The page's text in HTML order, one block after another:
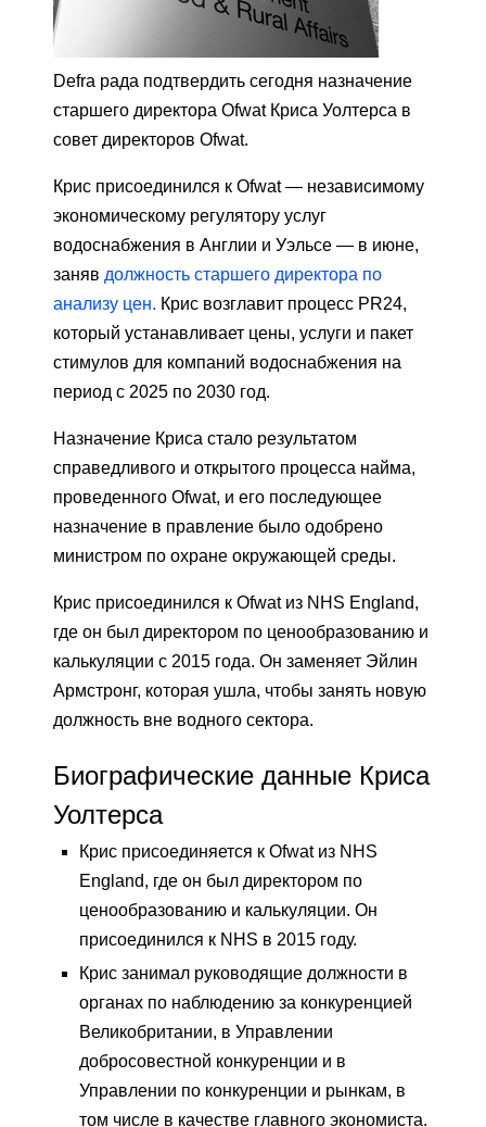
Defra рада подтвердить сегодня назначение
старшего директора Ofwat Криса Уолтерса в
совет директоров Ofwat.
Крис присоединился к Ofwat — независимому
экономическому регулятору услуг
водоснабжения в Англии и Уэльсе — в июне,
заняв должность старшего директора по
анализу цен. Крис возглавит процесс PR24,
который устанавливает цены, услуги и пакет
стимулов для компаний водоснабжения на
период с 2025 по 2030 год.
Назначение Криса стало результатом
справедливого и открытого процесса найма,
проведенного Ofwat, и его последующее
назначение в правление было одобрено
министром по охране окружающей среды.
Крис присоединился к Ofwat из NHS England,
где он был директором по ценообразованию и
калькуляции с 2015 года. Он заменяет Эйлин
Армстронг, которая ушла, чтобы занять новую
должность вне водного сектора.
Биографические данные Криса
Уолтерса
Крис присоединяется к Ofwat из NHS
England, где он был директором по
ценообразованию и калькуляции. Он
присоединился к NHS в 2015 году.
Крис занимал руководящие должности в
органах по наблюдению за конкуренцией
Великобритании, в Управлении
добросовестной конкуренции и в
Управлении по конкуренции и рынкам, в
том числе в качестве главного экономиста.